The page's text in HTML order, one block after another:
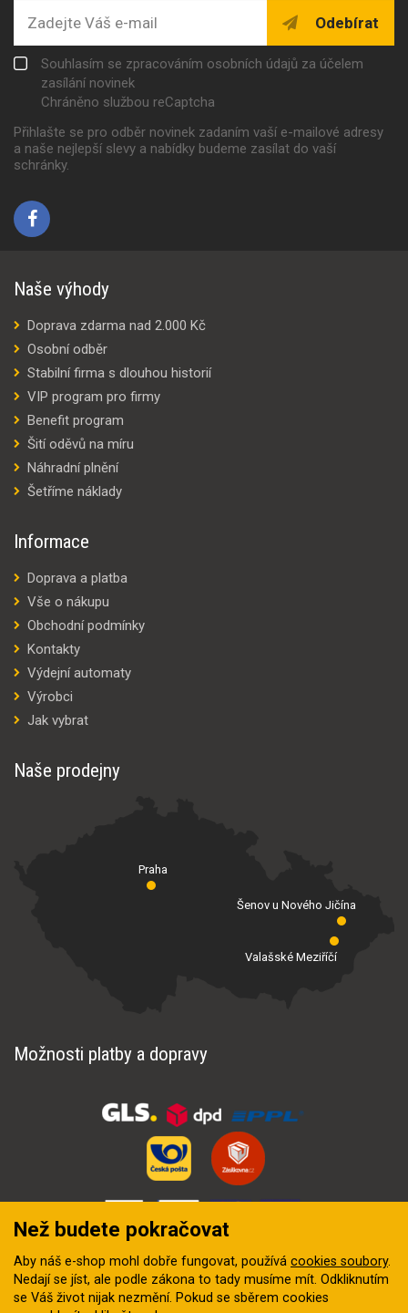
Odebírat
Souhlasím se zpracováním osobních údajů za účelem
zasílání novinek
Chráněno službou reCaptcha
Přihlašte se pro odběr novinek zadaním vaší e-mailové adresy
a naše nejlepší slevy a nabídky budeme zasílat do vaší
schránky.
Naše výhody
Doprava zdarma nad 2.000 Kč
Osobní odběr
Stabilní firma s dlouhou historií
VIP program pro firmy
Benefit program
Šití oděvů na míru
Náhradní plnění
Šetříme náklady
Informace
Doprava a platba
Vše o nákupu
Obchodní podmínky
Kontakty
Výdejní automaty
Výrobci
Jak vybrat
Naše prodejny
Praha
Valašské Meziříčí
Šenov u Nového Jičína
Možnosti platby a dopravy
Než budete pokračovat
Aby náš e-shop mohl dobře fungovat, používá cookies soubory.
Nedají se jíst, ale podle zákona to tady musíme mít. Odkliknutím
se Váš život nijak nezmění. Pokud se sběrem cookies